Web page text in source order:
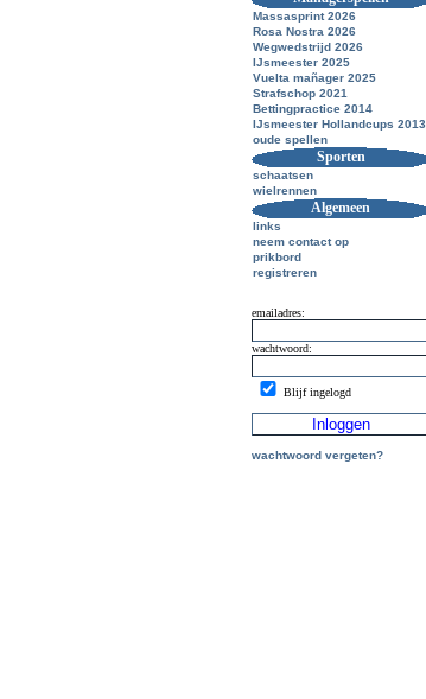
Massasprint 2026
Rosa Nostra 2026
Wegwedstrijd 2026
IJsmeester 2025
Vuelta mañager 2025
Strafschop 2021
Bettingpractice 2014
IJsmeester Hollandcups 2013
oude spellen
Sporten
schaatsen
wielrennen
Algemeen
links
neem contact op
prikbord
registreren
emailadres:
wachtwoord:
Blijf ingelogd
wachtwoord vergeten?